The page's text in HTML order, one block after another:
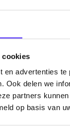
cookies
en advertenties
Ook delen we
partners
op basis van